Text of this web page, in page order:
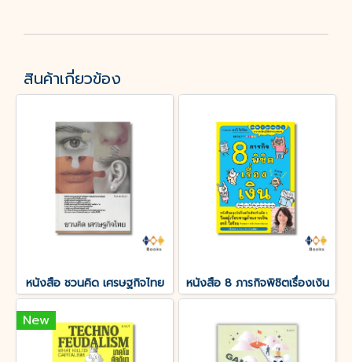
สินค้าเกี่ยวข้อง
หนังสือ ชวนคิด เศรษฐกิจไทย หนังสือ 8 ภารกิจพิชิตเรื่องเงิน
New